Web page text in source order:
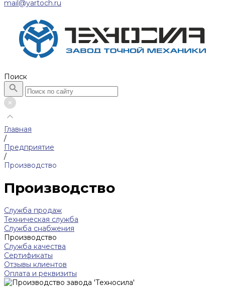
mail@yartoch.ru
Поиск
Главная
/
Предприятие
/
Производство
Производство
Служба продаж
Техническая служба
Служба снабжения
Производство
Служба качества
Сертификаты
Отзывы клиентов
Оплата и реквизиты